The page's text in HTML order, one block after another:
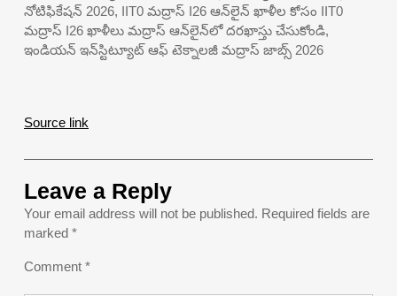
నోటిఫికేషన్ 2026, IIT0 మద్రాస్ I26 ఆన్‌లైన్ ఖాళీల కోసం IIT0
మద్రాస్ I26 ఖాళీలు మద్రాస్ ఆన్‌లైన్‌లో దరఖాస్తు చేసుకోండి,
ఇండియన్ ఇన్‌స్టిట్యూట్ ఆఫ్ టెక్నాలజీ మద్రాస్ జాబ్స్ 2026
Source link
Leave a Reply
Your email address will not be published. Required fields are
marked *
Comment *